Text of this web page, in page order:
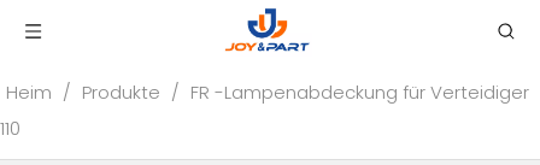
Heim / Produkte / FR -Lampenabdeckung für Verteidiger
110